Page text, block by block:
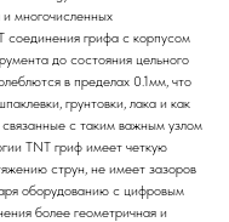
многочисленных
соединения грифа с корпусом
до состояния цельного
в пределах 0.1мм, что
грунтовки, лака и как
с таким важным узлом
TNT гриф имеет четкую
струн, не имеет зазоров
оборудованию с цифровым
более геометричная и